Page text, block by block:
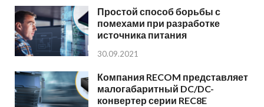
Простой способ борьбы с
помехами при разработке
источника питания
30.09.2021
Компания RECOM представляет
малогабаритный DC/DC-
конвертер серии REC8E